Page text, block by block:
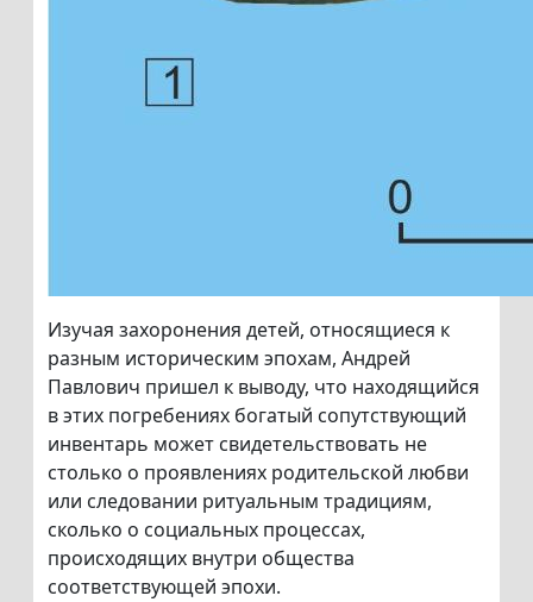
Изучая захоронения детей, относящиеся к
разным историческим эпохам, Андрей
Павлович пришел к выводу, что находящийся
в этих погребениях богатый сопутствующий
инвентарь может свидетельствовать не
столько о проявлениях родительской любви
или следовании ритуальным традициям,
сколько о социальных процессах,
происходящих внутри общества
соответствующей эпохи.